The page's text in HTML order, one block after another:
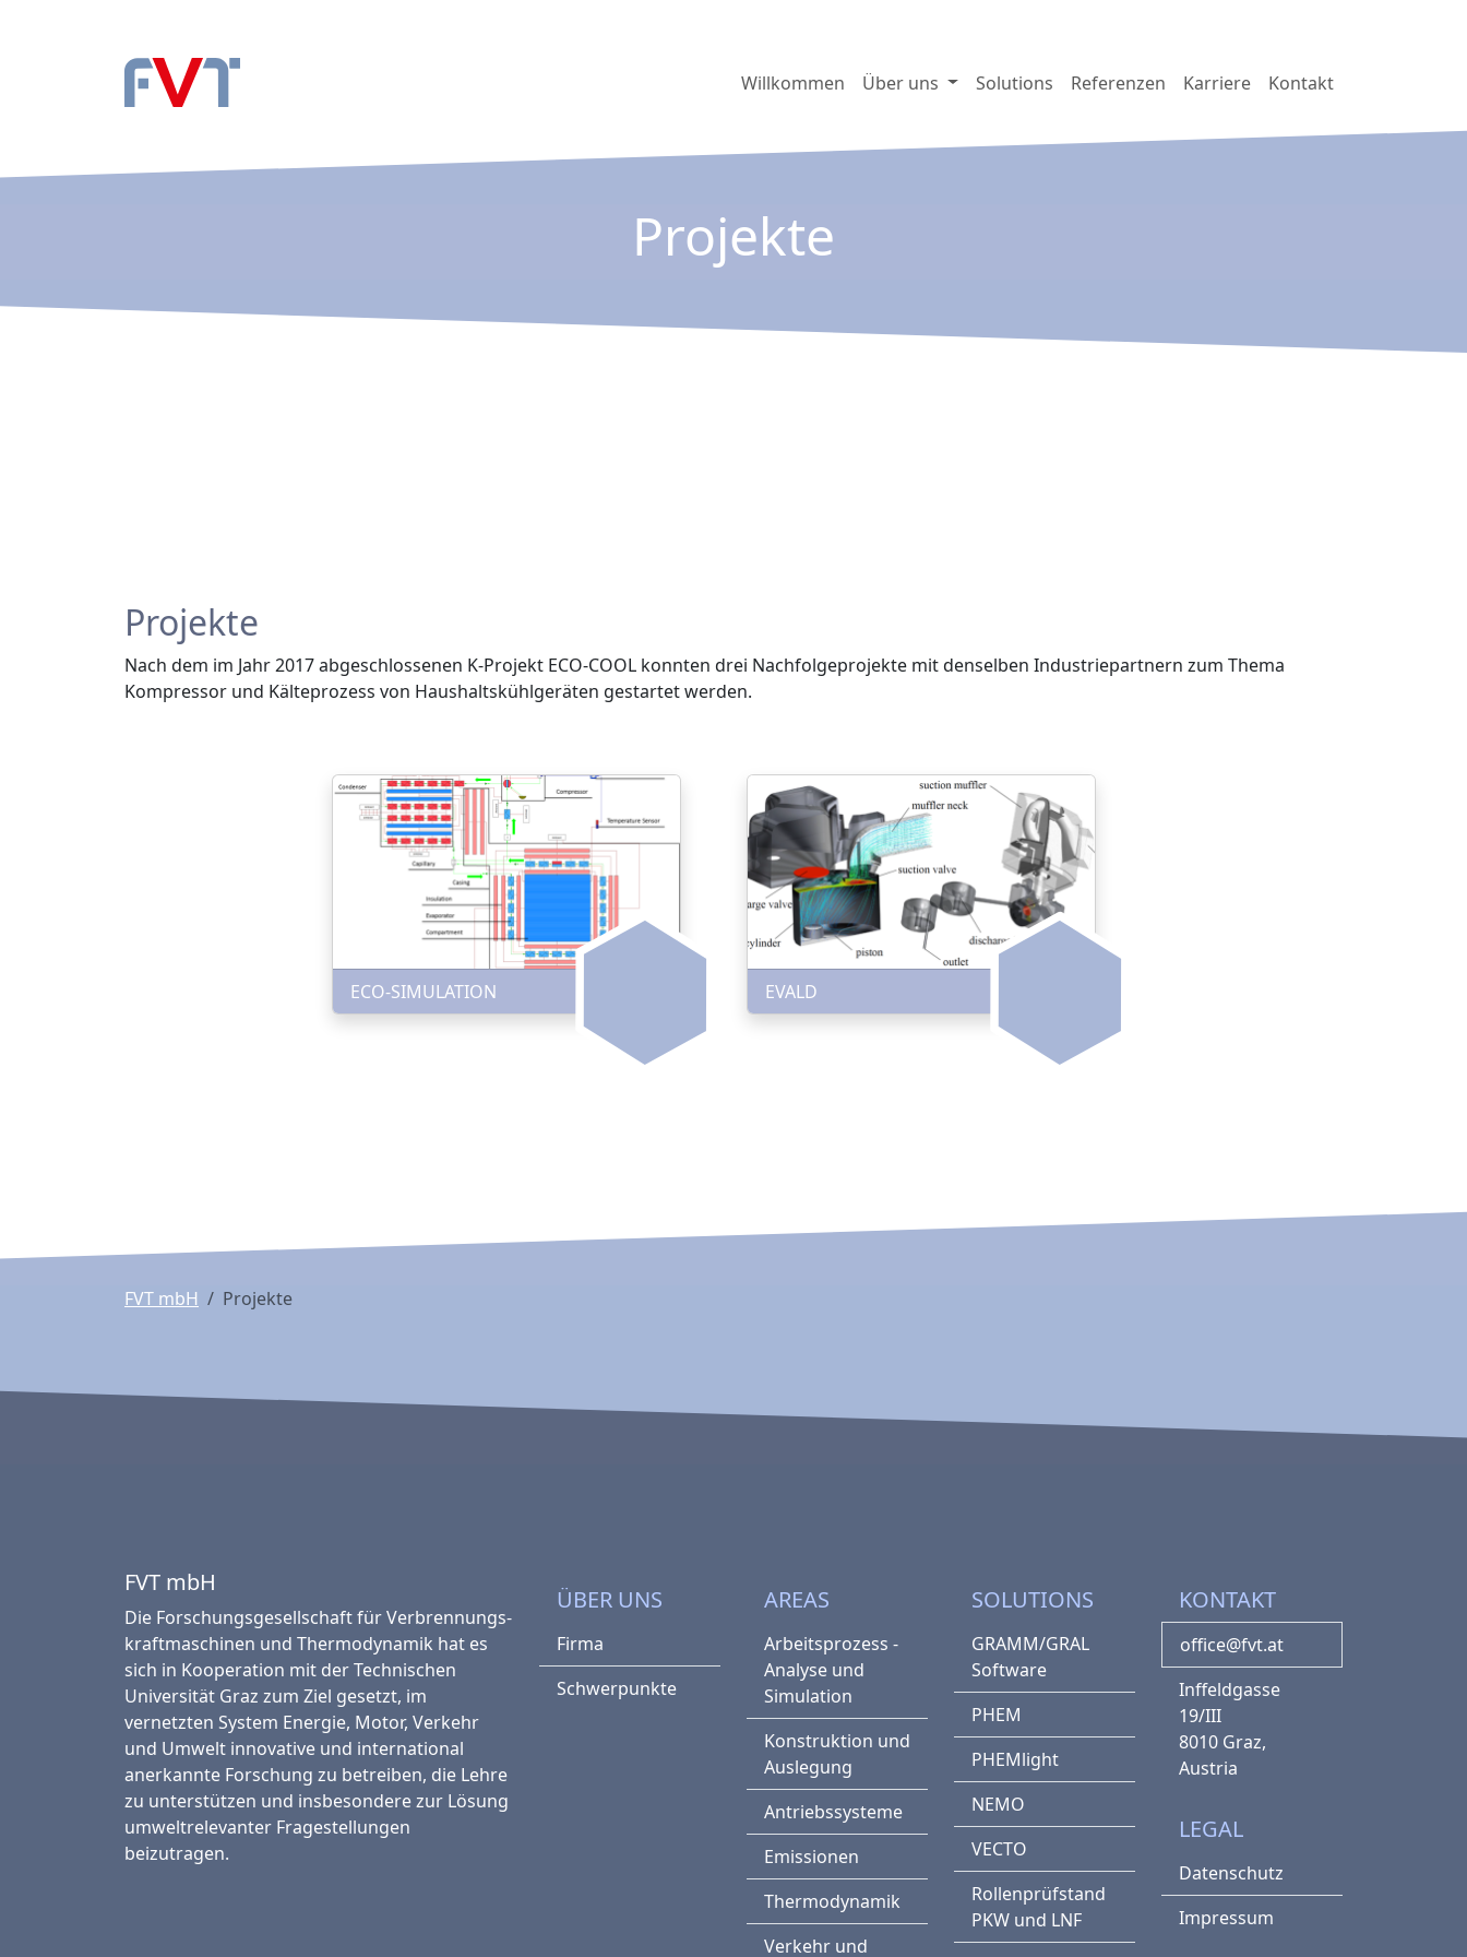
Willkommen Über uns Solutions Referenzen Karriere Kontakt
Projekte
Projekte
Nach dem im Jahr 2017 abgeschlossenen K-Projekt ECO-COOL konnten drei Nachfolgeprojekte mit denselben Industriepartnern zum Thema
Kompressor und Kälteprozess von Haushaltskühlgeräten gestartet werden.
ECO-SIMULATION EVALD
FVT mbH Projekte
FVT mbH
Die Forschungsgesellschaft für Verbrennungs­
kraftmaschinen und Thermo­dynamik hat es
sich in Kooperation mit der Technischen
Universität Graz zum Ziel gesetzt, im
vernetzten System Energie, Motor, Verkehr
und Umwelt innovative und international
anerkannte Forschung zu betreiben, die Lehre
zu unterstützen und insbesondere zur Lösung
umweltrelevanter Fragestellungen
beizutragen.
ÜBER UNS
Firma
Schwerpunkte
AREAS
Arbeitsprozess -
Analyse und
Simulation
Konstruktion und
Auslegung
Antriebssysteme
Emissionen
Thermodynamik
Verkehr und
SOLUTIONS
GRAMM/GRAL
Software
PHEM
PHEMlight
NEMO
VECTO
Rollenprüfstand
PKW und LNF
KONTAKT
office@fvt.at
Inffeldgasse
19/III
8010 Graz,
Austria
LEGAL
Datenschutz
Impressum